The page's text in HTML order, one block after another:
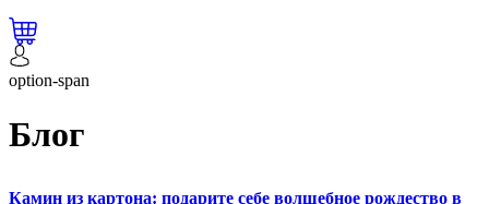
option-span
Блог
Камин из картона: подарите себе волшебное рождество в